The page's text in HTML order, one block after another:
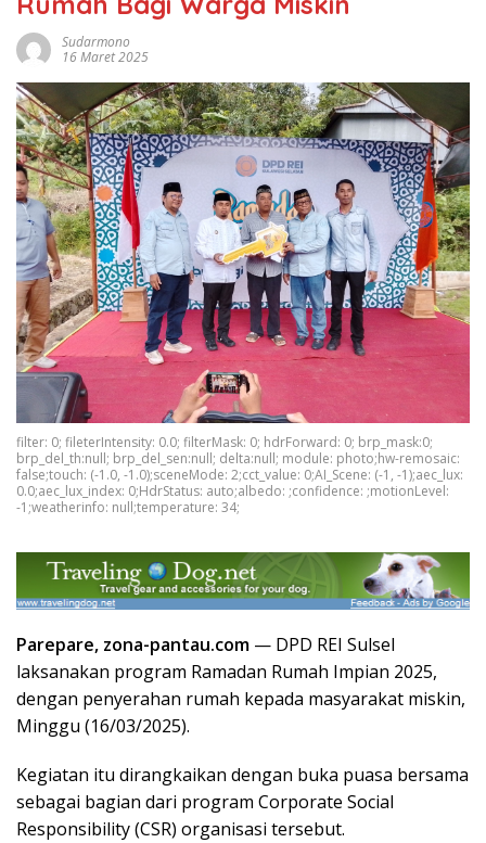
Sudarmono
16 Maret 2025
filter: 0; fileterIntensity: 0.0; filterMask: 0; hdrForward: 0; brp_mask:0;
brp_del_th:null; brp_del_sen:null; delta:null; module: photo;hw-remosaic:
false;touch: (-1.0, -1.0);sceneMode: 2;cct_value: 0;AI_Scene: (-1, -1);aec_lux:
0.0;aec_lux_index: 0;HdrStatus: auto;albedo: ;confidence: ;motionLevel:
-1;weatherinfo: null;temperature: 34;
Parepare, zona-pantau.com — DPD REI Sulsel
laksanakan program Ramadan Rumah Impian 2025,
dengan penyerahan rumah kepada masyarakat miskin,
Minggu (16/03/2025).
Kegiatan itu dirangkaikan dengan buka puasa bersama
sebagai bagian dari program Corporate Social
Responsibility (CSR) organisasi tersebut.